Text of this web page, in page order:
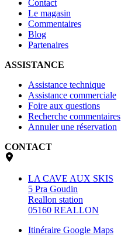
Contact
Le magasin
Commentaires
Blog
Partenaires
ASSISTANCE
Assistance technique
Assistance commerciale
Foire aux questions
Recherche commentaires
Annuler une réservation
CONTACT
LA CAVE AUX SKIS
5 Pra Goudin
Reallon station
05160 REALLON
Itinéraire Google Maps